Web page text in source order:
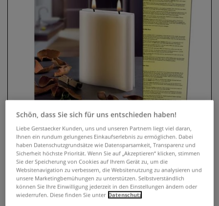
GLOREX HOBBYTIME Biowachs
Wachs-Granulat
Schön, dass Sie sich für uns entschieden haben!
Liebe Gerstaecker Kunden, uns und unseren Partnern liegt viel daran,
Ihnen ein rundum gelungenes Einkaufserlebnis zu ermöglichen. Dabei
haben Datenschutzgrundsätze wie Datensparsamkeit, Transparenz und
Sicherheit höchste Priorität. Wenn Sie auf „Akzeptieren“ klicken, stimmen
Sie der Speicherung von Cookies auf Ihrem Gerät zu, um die
Websitenavigation zu verbessern, die Websitenutzung zu analysieren und
unsere Marketingbemühungen zu unterstützen. Selbstverständlich
können Sie Ihre Einwilligung jederzeit in den Einstellungen ändern oder
wiederrufen. Diese finden Sie unter Datenschutz